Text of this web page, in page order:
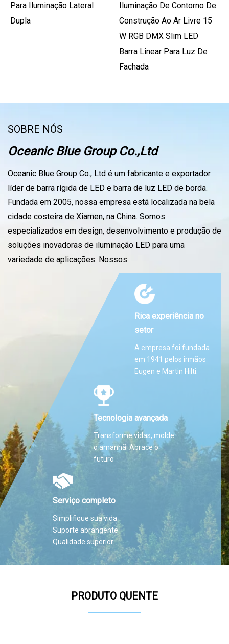
Para Iluminação Lateral
Dupla
Iluminação De Contorno De
Construção Ao Ar Livre 15
W RGB DMX Slim LED
Barra Linear Para Luz De
Fachada
SOBRE NÓS
Oceanic Blue Group Co.,Ltd
Oceanic Blue Group Co., Ltd é um fabricante e exportador
líder de barra rígida de LED e barra de luz LED de borda.
Fundada em 2005, nossa empresa está localizada na bela
cidade costeira de Xiamen, na China. Somos
especializados em design, desenvolvimento e produção de
soluções inovadoras de iluminação LED para uma
variedade de aplicações. Nossos
Rica experiência no
setor
A empresa foi fundada
em 1941 pelos irmãos
Eugen e Martin Hilti.
Tecnologia avançada
Transforme vidas, molde
o amanhã. Abrace o
futuro
Serviço completo
Simplifique sua vida.
Suporte abrangente.
Qualidade superior.
PRODUTO QUENTE